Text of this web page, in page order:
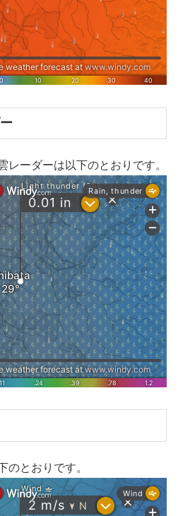
レーダーは以下のとおりです。
のとおりです。